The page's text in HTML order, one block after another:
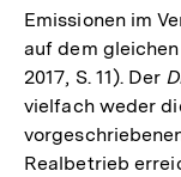
Emissionen im
auf dem
2017, S. 11). Der
vielfach weder
Realbetrieb